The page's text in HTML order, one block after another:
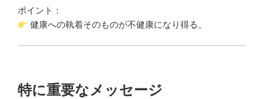
ポイント：
健康への執着そのものが不健康になり得る。
特に重要なメッセージ